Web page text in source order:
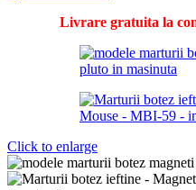
Livrare gratuita la
Click to enlarge